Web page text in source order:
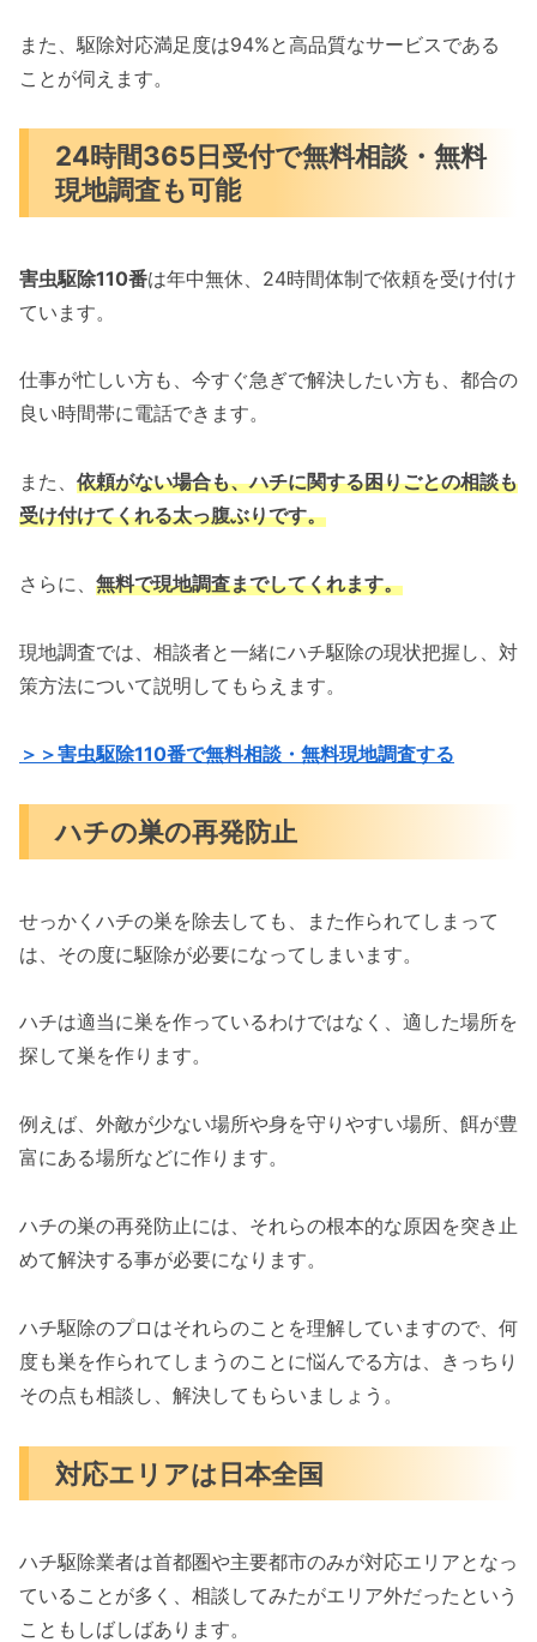
また、駆除対応満足度は94%と高品質なサービスである
ことが伺えます。
24時間365日受付で無料相談・無料
現地調査も可能
害虫駆除110番は年中無休、24時間体制で依頼を受け付け
ています。
仕事が忙しい方も、今すぐ急ぎで解決したい方も、都合の
良い時間帯に電話できます。
また、 依頼がない場合も、ハチに関する困りごとの相談も
受け付けてくれる太っ腹ぶりです。
さらに、 無料で現地調査までしてくれます。
現地調査では、相談者と一緒にハチ駆除の現状把握し、対
策方法について説明してもらえます。
＞＞害虫駆除110番で無料相談・無料現地調査する
ハチの巣の再発防止
せっかくハチの巣を除去しても、また作られてしまって
は、その度に駆除が必要になってしまいます。
ハチは適当に巣を作っているわけではなく、適した場所を
探して巣を作ります。
例えば、外敵が少ない場所や身を守りやすい場所、餌が豊
富にある場所などに作ります。
ハチの巣の再発防止には、それらの根本的な原因を突き止
めて解決する事が必要になります。
ハチ駆除のプロはそれらのことを理解していますので、何
度も巣を作られてしまうのことに悩んでる方は、きっちり
その点も相談し、解決してもらいましょう。
対応エリアは日本全国
ハチ駆除業者は首都圏や主要都市のみが対応エリアとなっ
ていることが多く、相談してみたがエリア外だったという
こともしばしばあります。